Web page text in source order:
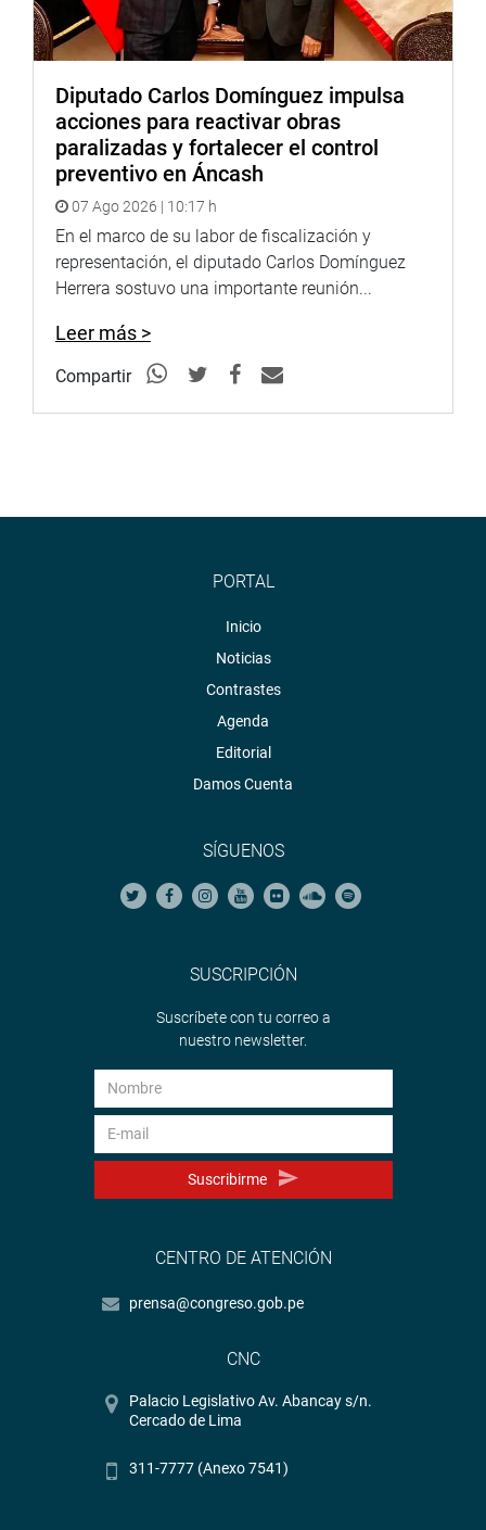
Diputado Carlos Domínguez impulsa
acciones para reactivar obras
paralizadas y fortalecer el control
preventivo en Áncash
07 Ago 2026 | 10:17 h
En el marco de su labor de fiscalización y
representación, el diputado Carlos Domínguez
Herrera sostuvo una importante reunión...
Leer más >
Compartir
PORTAL
Inicio
Noticias
Contrastes
Agenda
Editorial
Damos Cuenta
SÍGUENOS
SUSCRIPCIÓN
Suscríbete con tu correo a
nuestro newsletter.
Suscribirme
CENTRO DE ATENCIÓN
prensa@congreso.gob.pe
CNC
Palacio Legislativo Av. Abancay s/n.
Cercado de Lima
311-7777 (Anexo 7541)